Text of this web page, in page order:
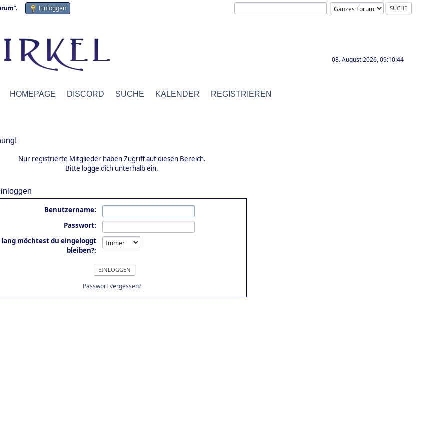
“. Einloggen
08. August 2026, 09:10:44
HOMEPAGE DISCORD SUCHE KALENDER REGISTRIEREN
Nur registrierte Mitglieder haben Zugriff auf diesen Bereich.
Bitte logge dich unterhalb ein.
Benutzername:
Passwort:
lang möchtest du eingeloggt
bleiben?:
Passwort vergessen?